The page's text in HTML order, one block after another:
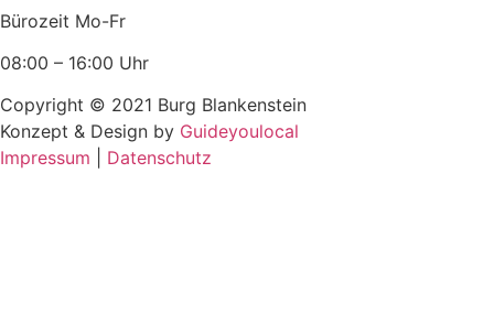
Bürozeit Mo-Fr
08:00 – 16:00 Uhr
Copyright © 2021 Burg Blankenstein
Konzept & Design by Guideyoulocal
Impressum
Datenschutz